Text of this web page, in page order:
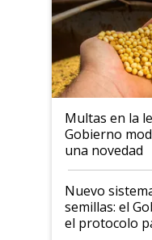
Multas en la
Gobierno
una novedad
Nuevo
semillas: el
el protocolo